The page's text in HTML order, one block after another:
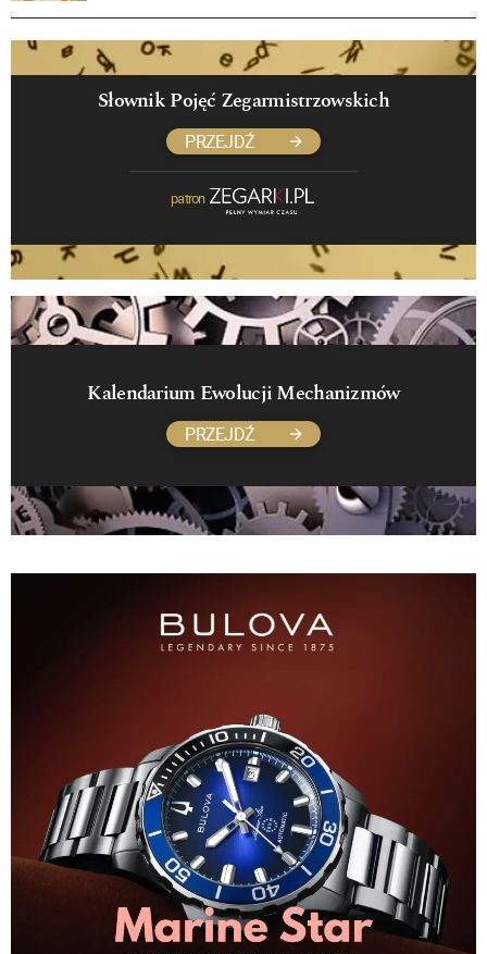
Słownik Pojęć Zegarmistrzowskich
PRZEJDŹ
patron
Kalendarium Ewolucji Mechanizmów
PRZEJDŹ